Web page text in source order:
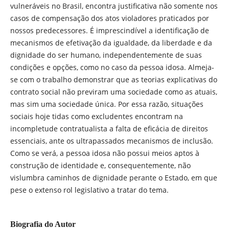
vulneráveis no Brasil, encontra justificativa não somente nos
casos de compensação dos atos violadores praticados por
nossos predecessores. É imprescindível a identificação de
mecanismos de efetivação da igualdade, da liberdade e da
dignidade do ser humano, independentemente de suas
condições e opções, como no caso da pessoa idosa. Almeja-
se com o trabalho demonstrar que as teorias explicativas do
contrato social não previram uma sociedade como as atuais,
mas sim uma sociedade única. Por essa razão, situações
sociais hoje tidas como excludentes encontram na
incompletude contratualista a falta de eficácia de direitos
essenciais, ante os ultrapassados mecanismos de inclusão.
Como se verá, a pessoa idosa não possui meios aptos à
construção de identidade e, consequentemente, não
vislumbra caminhos de dignidade perante o Estado, em que
pese o extenso rol legislativo a tratar do tema.
Biografia do Autor